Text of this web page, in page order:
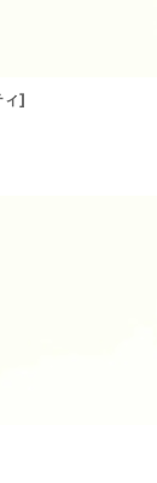
ィ]